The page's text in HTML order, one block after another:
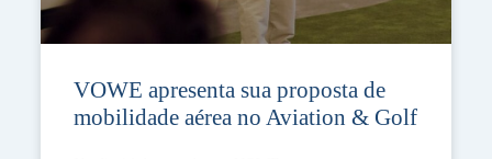
VOWE apresenta sua proposta de
mobilidade aérea no Aviation & Golf